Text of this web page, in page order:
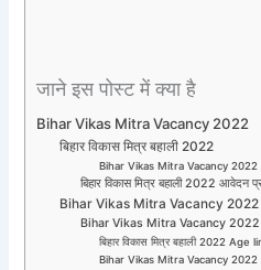
जाने इस पोस्ट में क्या है
Bihar Vikas Mitra Vacancy 2022
बिहार विकास मित्र बहाली 2022
Bihar Vikas Mitra Vacancy
बिहार विकास मित्र बहाली 2022 आवेदन
Bihar Vikas Mitra Vacancy
Bihar Vikas Mitra Vacancy
बिहार विकास मित्र बहाली 2022 Age
Bihar Vikas Mitra Vacancy